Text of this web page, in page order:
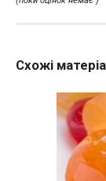
Схожі